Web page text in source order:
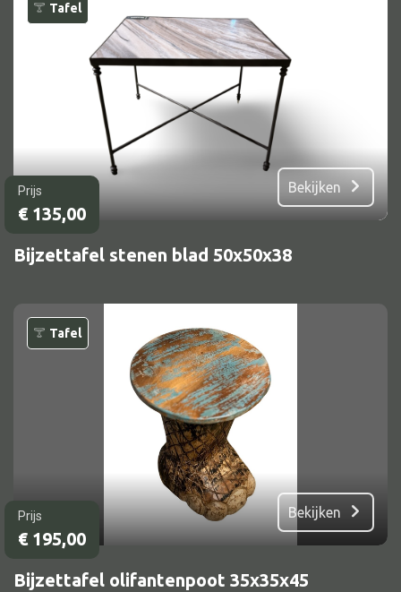
Tafel
Prijs
€135,00
Bekijken
Bijzettafel stenen blad 50x50x38
Tafel
Prijs
€195,00
Bekijken
Bijzettafel olifantenpoot 35x35x45